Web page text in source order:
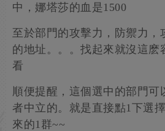
中，娜塔莎的血是1500
至於部門的攻擊力，防禦力，
的地址。。。找起來就沒這麽
看
順便提醒，這個選中的部門可
者中立的。就是直接點1下選
來的1群~~